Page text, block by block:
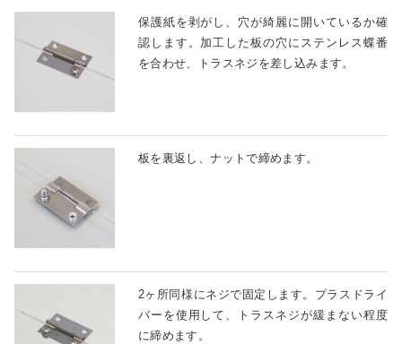
保護紙を剥がし、穴が綺麗に開いているか確
認します。加工した板の穴にステンレス蝶番
を合わせ、トラスネジを差し込みます。
板を裏返し、ナットで締めます。
2ヶ所同様にネジで固定します。プラスドライ
バーを使用して、トラスネジが緩まない程度
に締めます。